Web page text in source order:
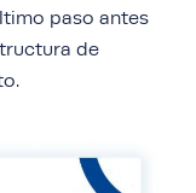
paso antes
de